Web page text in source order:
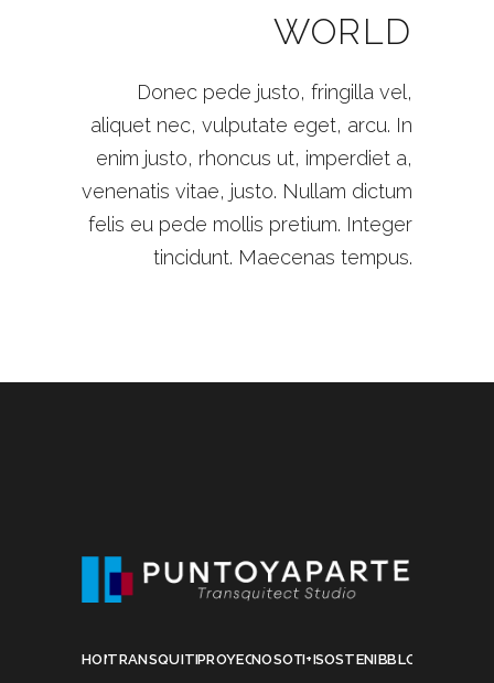
WORLD
Donec pede justo, fringilla vel,
aliquet nec, vulputate eget, arcu. In
enim justo, rhoncus ut, imperdiet a,
venenatis vitae, justo. Nullam dictum
felis eu pede mollis pretium. Integer
tincidunt. Maecenas tempus.
HOMETRANSQUITECTURA
PROYECTOSNOSOTROS
I+DSOSTENIBILIDAD
BLOG